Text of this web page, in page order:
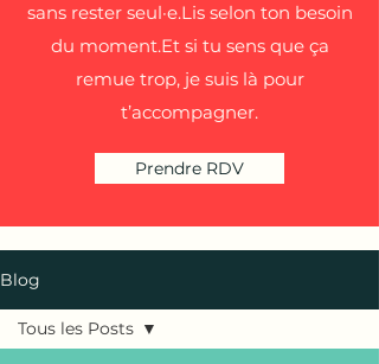
sans rester seul·e.Lis selon ton besoin
du moment.Et si tu sens que ça
remue trop, je suis là pour
t’accompagner.
Prendre RDV
Blog
Tous les Posts